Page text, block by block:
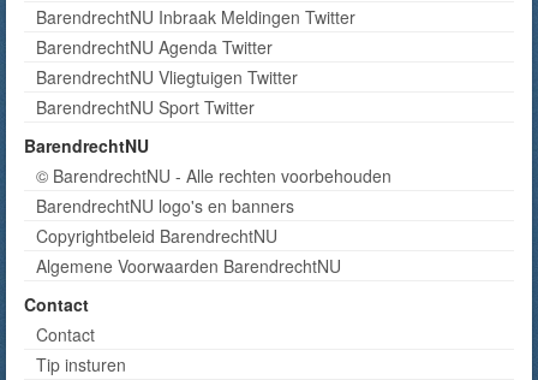
BarendrechtNU Inbraak Meldingen Twitter
BarendrechtNU Agenda Twitter
BarendrechtNU Vliegtuigen Twitter
BarendrechtNU Sport Twitter
BarendrechtNU
© BarendrechtNU - Alle rechten voorbehouden
BarendrechtNU logo's en banners
Copyrightbeleid BarendrechtNU
Algemene Voorwaarden BarendrechtNU
Contact
Contact
Tip insturen